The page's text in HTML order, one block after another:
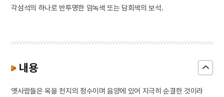
각섬석의 하나로 반투명한 암녹색 또는 담회색의 보석.
내용
옛사람들은 옥을 천지의 정수이며 음양에 있어 지극히 순결한 것이라